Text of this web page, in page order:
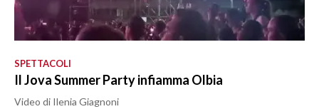
SPETTACOLI
Il Jova Summer Party infiamma Olbia
Video di Ilenia Giagnoni